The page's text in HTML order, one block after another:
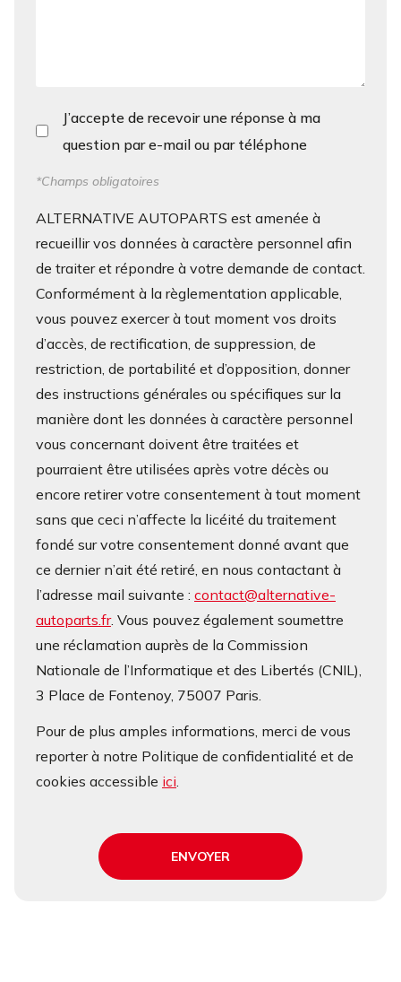
J’accepte de recevoir une réponse à ma
question par e-mail ou par téléphone
*Champs obligatoires
ALTERNATIVE AUTOPARTS est amenée à
recueillir vos données à caractère personnel afin
de traiter et répondre à votre demande de contact.
Conformément à la règlementation applicable,
vous pouvez exercer à tout moment vos droits
d’accès, de rectification, de suppression, de
restriction, de portabilité et d’opposition, donner
des instructions générales ou spécifiques sur la
manière dont les données à caractère personnel
vous concernant doivent être traitées et
pourraient être utilisées après votre décès ou
encore retirer votre consentement à tout moment
sans que ceci n’affecte la licéité du traitement
fondé sur votre consentement donné avant que
ce dernier n’ait été retiré, en nous contactant à
l’adresse mail suivante : contact@alternative-
autoparts.fr. Vous pouvez également soumettre
une réclamation auprès de la Commission
Nationale de l’Informatique et des Libertés (CNIL),
3 Place de Fontenoy, 75007 Paris.
Pour de plus amples informations, merci de vous
reporter à notre Politique de confidentialité et de
cookies accessible ici.
ENVOYER